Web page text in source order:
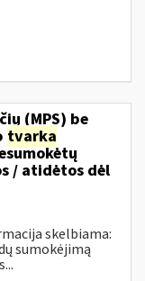
(MPS) be
tvarka
/ atidėtos dėl
skelbiama:
sumokėjimą